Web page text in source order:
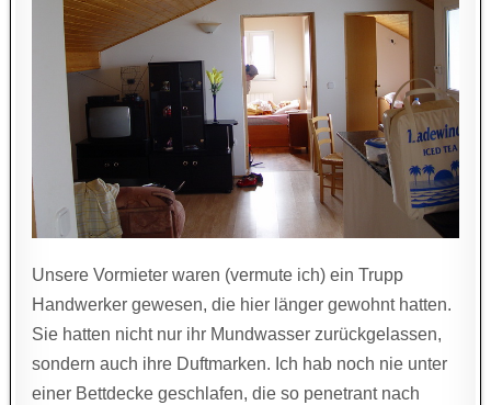
Unsere Vormieter waren (vermute ich) ein Trupp
Handwerker gewesen, die hier länger gewohnt hatten.
Sie hatten nicht nur ihr Mundwasser zurückgelassen,
sondern auch ihre Duftmarken. Ich hab noch nie unter
einer Bettdecke geschlafen, die so penetrant nach